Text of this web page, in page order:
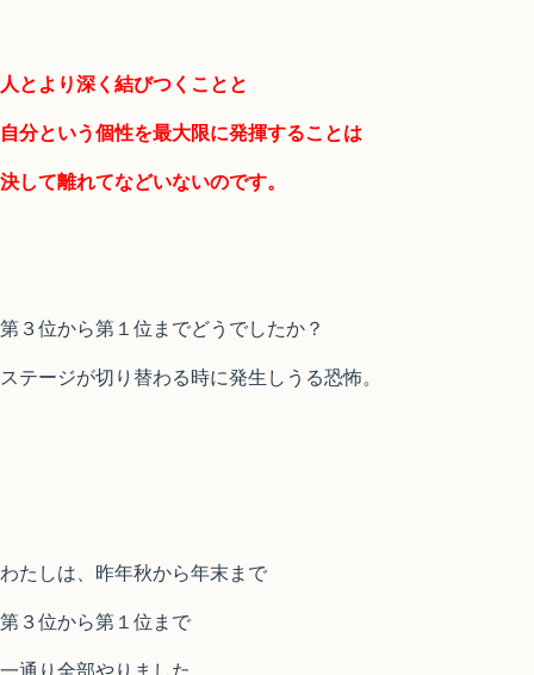
人とより深く結びつくことと
自分という個性を最大限に発揮することは
決して離れてなどいないのです。
第３位から第１位までどうでしたか？
ステージが切り替わる時に発生しうる恐怖。
わたしは、昨年秋から年末まで
第３位から第１位まで
一通り全部やりました。